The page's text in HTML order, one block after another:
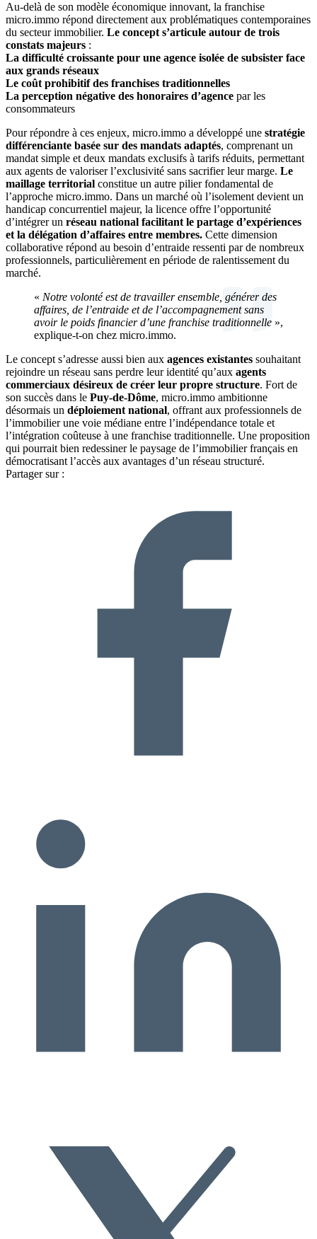
Au-delà de son modèle économique innovant, la franchise
micro.immo répond directement aux problématiques contemporaines
du secteur immobilier. Le concept s’articule autour de trois
constats majeurs :
La difficulté croissante pour une agence isolée de subsister face
aux grands réseaux
Le coût prohibitif des franchises traditionnelles
La perception négative des honoraires d’agence par les
consommateurs
Pour répondre à ces enjeux, micro.immo a développé une stratégie
différenciante basée sur des mandats adaptés, comprenant un
mandat simple et deux mandats exclusifs à tarifs réduits, permettant
aux agents de valoriser l’exclusivité sans sacrifier leur marge. Le
maillage territorial constitue un autre pilier fondamental de
l’approche micro.immo. Dans un marché où l’isolement devient un
handicap concurrentiel majeur, la licence offre l’opportunité
d’intégrer un réseau national facilitant le partage d’expériences
et la délégation d’affaires entre membres. Cette dimension
collaborative répond au besoin d’entraide ressenti par de nombreux
professionnels, particulièrement en période de ralentissement du
marché.
« Notre volonté est de travailler ensemble, générer des
affaires, de l’entraide et de l’accompagnement sans
avoir le poids financier d’une franchise traditionnelle »,
explique-t-on chez micro.immo.
Le concept s’adresse aussi bien aux agences existantes souhaitant
rejoindre un réseau sans perdre leur identité qu’aux agents
commerciaux désireux de créer leur propre structure. Fort de
son succès dans le Puy-de-Dôme, micro.immo ambitionne
désormais un déploiement national, offrant aux professionnels de
l’immobilier une voie médiane entre l’indépendance totale et
l’intégration coûteuse à une franchise traditionnelle. Une proposition
qui pourrait bien redessiner le paysage de l’immobilier français en
démocratisant l’accès aux avantages d’un réseau structuré.
Partager sur :